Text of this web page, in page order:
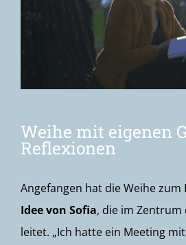
Weihe mit eigenen
Reflexionen
Angefangen hat die Weihe zum
Idee von Sofia, die im
leitet. „Ich hatte ein Meeting